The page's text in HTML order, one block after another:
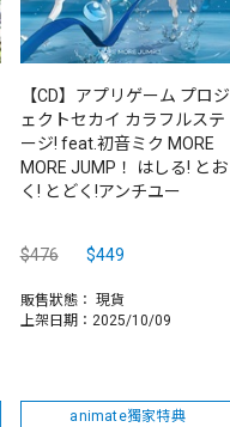
【CD】アプリゲーム プロジ
ェクトセカイ カラフルステ
ージ! feat.初音ミク MORE
MORE JUMP！ はしる! とお
く! とどく!アンチユー
$476 $449
販售狀態： 現貨
上架日期：2025/10/09
animate獨家特典